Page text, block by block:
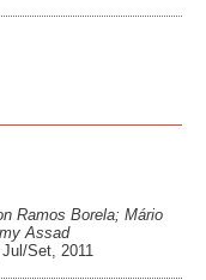
Ramos Borela; Mário
Assad
Set, 2011